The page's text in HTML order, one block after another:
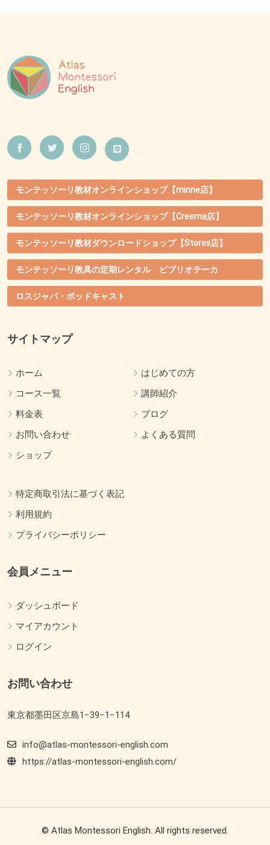
モンテッソーリ教材オンラインショップ【minne店】
モンテッソーリ教材オンラインショップ【Creema店】
モンテッソーリ教材ダウンロードショップ【Stores店】
モンテッソーリ教具の定期レンタル ビブリオテーカ
ロスジャパ・ポッドキャスト
サイトマップ
ホーム
はじめての方
コース一覧
講師紹介
料金表
ブログ
お問い合わせ
よくある質問
ショップ
特定商取引法に基づく表記
利用規約
プライバシーポリシー
会員メニュー
ダッシュボード
マイアカウント
ログイン
お問い合わせ
東京都墨田区京島1−39−1−114
info@atlas-montessori-english.com
https://atlas-montessori-english.com/
© Atlas Montessori English. All rights reserved.